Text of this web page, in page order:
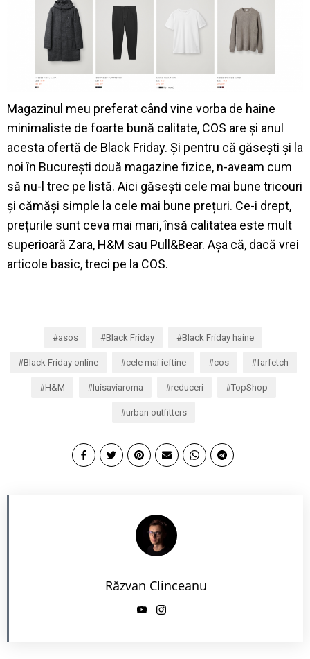
Magazinul meu preferat când vine vorba de haine
minimaliste de foarte bună calitate, COS are și anul
acesta ofertă de Black Friday. Și pentru că găsești și la
noi în București două magazine fizice, n-aveam cum
să nu-l trec pe listă. Aici găsești cele mai bune tricouri
și cămăși simple la cele mai bune prețuri. Ce-i drept,
prețurile sunt ceva mai mari, însă calitatea este mult
superioară Zara, H&M sau Pull&Bear. Așa că, dacă vrei
articole basic, treci pe la COS.
asos Black Friday Black Friday haine
Black Friday online cele mai ieftine cos farfetch
H&M luisaviaroma reduceri TopShop
urban outfitters
Răzvan Clinceanu